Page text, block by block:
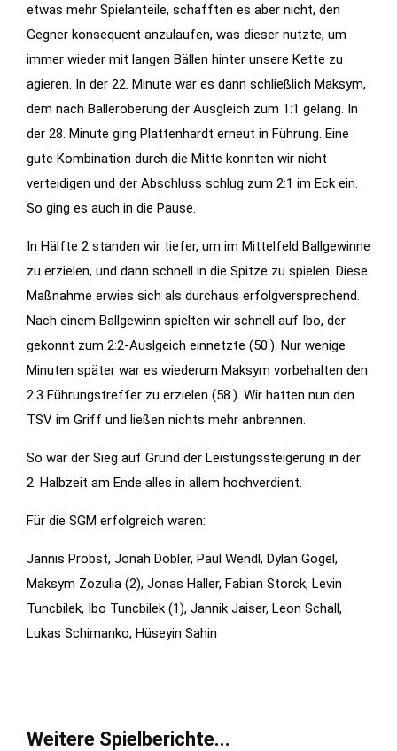
etwas mehr Spielanteile, schafften es aber nicht, den
Gegner konsequent anzulaufen, was dieser nutzte, um
immer wieder mit langen Bällen hinter unsere Kette zu
agieren. In der 22. Minute war es dann schließlich Maksym,
dem nach Balleroberung der Ausgleich zum 1:1 gelang. In
der 28. Minute ging Plattenhardt erneut in Führung. Eine
gute Kombination durch die Mitte konnten wir nicht
verteidigen und der Abschluss schlug zum 2:1 im Eck ein.
So ging es auch in die Pause.
In Hälfte 2 standen wir tiefer, um im Mittelfeld Ballgewinne
zu erzielen, und dann schnell in die Spitze zu spielen. Diese
Maßnahme erwies sich als durchaus erfolgversprechend.
Nach einem Ballgewinn spielten wir schnell auf Ibo, der
gekonnt zum 2:2-Auslgeich einnetzte (50.). Nur wenige
Minuten später war es wiederum Maksym vorbehalten den
2:3 Führungstreffer zu erzielen (58.). Wir hatten nun den
TSV im Griff und ließen nichts mehr anbrennen.
So war der Sieg auf Grund der Leistungssteigerung in der
2. Halbzeit am Ende alles in allem hochverdient.
Für die SGM erfolgreich waren:
Jannis Probst, Jonah Döbler, Paul Wendl, Dylan Gogel,
Maksym Zozulia (2), Jonas Haller, Fabian Storck, Levin
Tuncbilek, Ibo Tuncbilek (1), Jannik Jaiser, Leon Schall,
Lukas Schimanko, Hüseyin Sahin
Weitere Spielberichte...
der Website
benötigt.
Statistiken
geben uns
Informationen,
wie die
Website
und helfen
uns somit
beim
verbessern
der Website.
Funktionen
Wird für
manche
Features der
benötigt!
Marketing
Indem Sie uns Ihre
Interessen und Ihr
Wahrscheinlichkeit,